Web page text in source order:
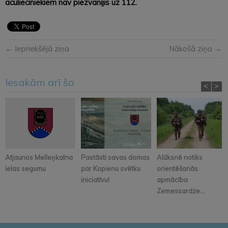
aculieciniekiem nav piezvanījis uz 112.
← Iepriekšējā ziņa Nākošā ziņa →
Iesakām arī šo
Atjaunos Melleņkalna
ielas segumu
Pastāsti savas domas
par Kopienu svētku
iniciatīvu!
Alūksnē notiks
orientēšanās
apmācība
Zemessardze...
< >